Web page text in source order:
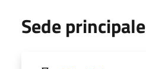
Sede principale